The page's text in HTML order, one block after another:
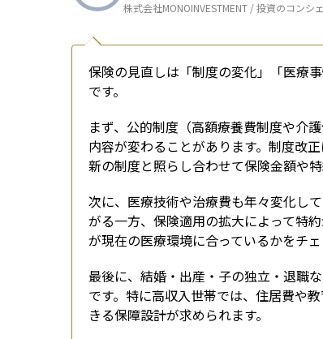
株式会社MONOINVESTMENT / 投資のコンシ
保険の見直しは「制度の変化」「医療
です。
まず、公的制度（高額療養費制度や介
内容が変わることがあります。制度改
新の制度と照らし合わせて保険金額や
次に、医療技術や治療費も年々変化し
がる一方、保険適用の拡大によって特
が現在の医療環境に合っているかをチ
最後に、結婚・出産・子の独立・退職
です。特に高収入世帯では、住居費や
きる保障設計が求められます。